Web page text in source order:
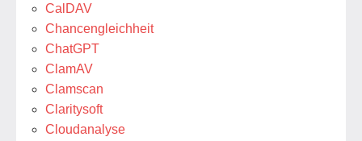
CalDAV
Chancengleichheit
ChatGPT
ClamAV
Clamscan
Claritysoft
Cloudanalyse